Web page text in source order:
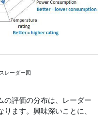
レーダー図
の評価の分布は、レーダー
ます。興味深いことに、